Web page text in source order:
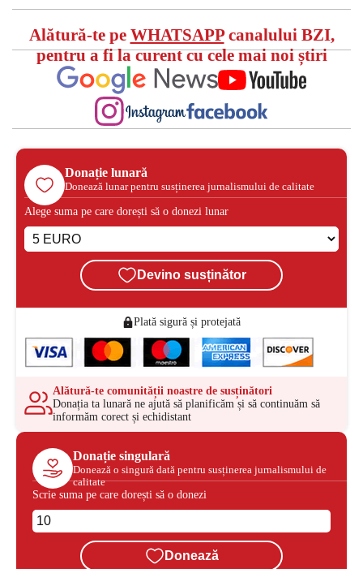
Alătură-te pe WHATSAPPcanalului BZI,
pentru a fi la curent cu cele mai noi știri
Donație lunară
Donează lunar pentru susținerea jurnalismului de calitate
Alege suma pe care dorești să o donezi lunar
Devino susținător
Plată sigură și protejată
Alătură-te comunității noastre de susținători
Donația ta lunară ne ajută să planificăm și să continuăm să
informăm corect și echidistant
Donație singulară
Donează o singură dată pentru susținerea jurnalismului de
calitate
Scrie suma pe care dorești să o donezi
Donează